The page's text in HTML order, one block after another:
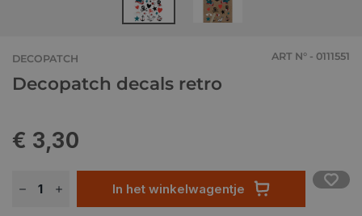
DECOPATCH ART N° - 0111551
Decopatch decals retro
€ 3,30
In het winkelwagentje